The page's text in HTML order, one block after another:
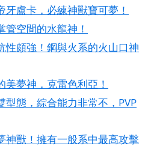
牙盧卡，必練神獸寶可夢！
管空間的水龍神！
性頗強！鋼與火系的火山口神
美夢神，克雷色利亞！
型態，綜合能力非常不，PVP
神獸！擁有一般系中最高攻擊